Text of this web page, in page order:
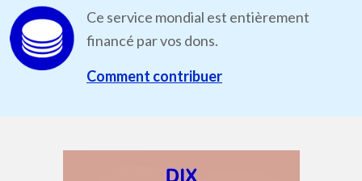
Ce service mondial est entièrement
financé par vos dons.
Comment contribuer